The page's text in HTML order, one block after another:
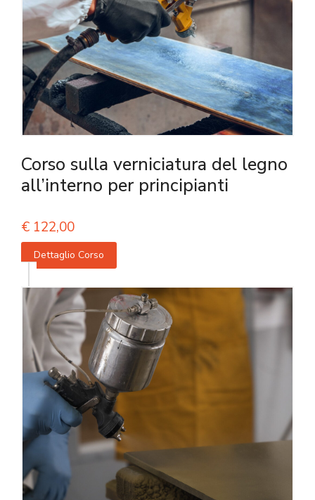
Corso sulla verniciatura del legno
all’interno per principianti
€ 122,00
Dettaglio Corso